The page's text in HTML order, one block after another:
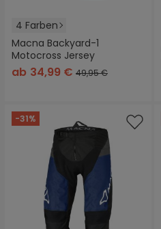
4 Farben
Macna Backyard-1
Motocross Jersey
ab 34,99 € 49,95 €
-31%